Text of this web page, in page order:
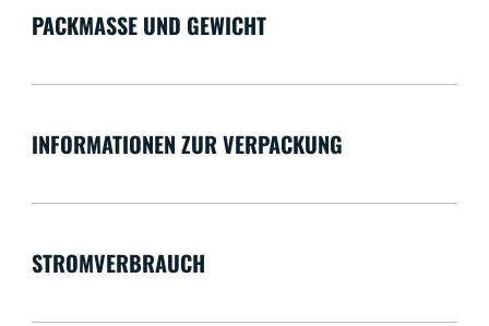
PACKMASSE UND GEWICHT
INFORMATIONEN ZUR VERPACKUNG
STROMVERBRAUCH